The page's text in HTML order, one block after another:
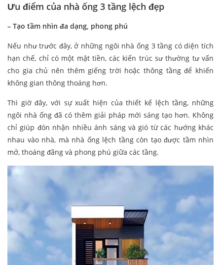
Ưu điểm của nhà ống 3 tầng lệch đẹp
– Tạo tầm nhìn đa dạng, phong phú
Nếu như trước đây, ở những ngôi nhà ống 3 tầng có diện tích
hạn chế, chỉ có một mặt tiền, các kiến trúc sư thường tư vấn
cho gia chủ nên thêm giếng trời hoặc thông tầng để khiến
không gian thông thoáng hơn.
Thì giờ đây, với sự xuất hiện của thiết kế lệch tầng, những
ngôi nhà ống đã có thêm giải pháp mới sáng tạo hơn. Không
chỉ giúp đón nhận nhiều ánh sáng và gió từ các hướng khác
nhau vào nhà, mà nhà ống lệch tầng còn tạo được tầm nhìn
mở, thoáng đãng và phong phú giữa các tầng.